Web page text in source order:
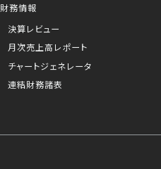
財務情報
決算レビュー
月次売上高レポート
チャートジェネレータ
連結財務諸表